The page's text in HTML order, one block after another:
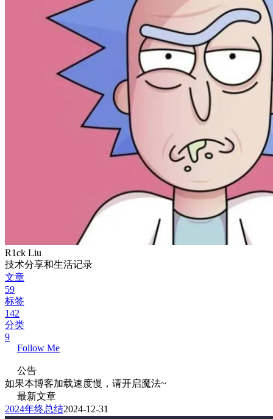
R1ck Liu
技术分享和生活记录
文章
59
标签
142
分类
9
Follow Me
公告
如果本博客加载速度慢，请开启魔法~
最新文章
2024年终总结2024-12-31